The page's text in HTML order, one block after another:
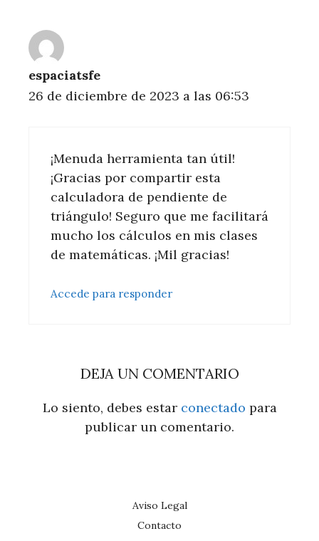
espaciatsfe
26 de diciembre de 2023 a las 06:53
¡Menuda herramienta tan útil!
¡Gracias por compartir esta
calculadora de pendiente de
triángulo! Seguro que me facilitará
mucho los cálculos en mis clases
de matemáticas. ¡Mil gracias!
Accede para responder
DEJA UN COMENTARIO
Lo siento, debes estar conectado para
publicar un comentario.
Aviso Legal
Contacto